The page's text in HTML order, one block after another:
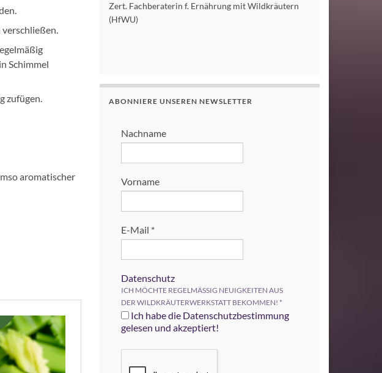
Schimmel
zufügen.
aromatischer
Zert. Fachberaterin f. Ernährung mit Wildkräutern
(HfWU)
ABONNIERE UNSEREN NEWSLETTER
Nachname
Vorname
E-Mail *
Datenschutz
ICH MÖCHTE REGELMÄSSIG NEUIGKEITEN AUS
DER WILDKRÄUTERWERKSTATT BEKOMMEN! *
Ich habe die Datenschutzbestimmung
gelesen und akzeptiert!